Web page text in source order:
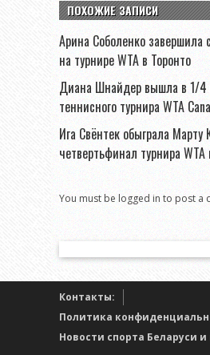
ПОХОЖИЕ ЗАПИСИ
Арина Соболенко завершила
на турнире WTA в Торонто
Диана Шнайдер вышла в 1/4
теннисного турнира WTA
Ига Свёнтек обыграла
четвертьфинал турнира WTA
You must be logged in to post a
Контакты:
Политика
Новости спорта Беларуси